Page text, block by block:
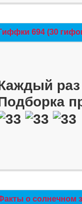
694 (30
о солнечном